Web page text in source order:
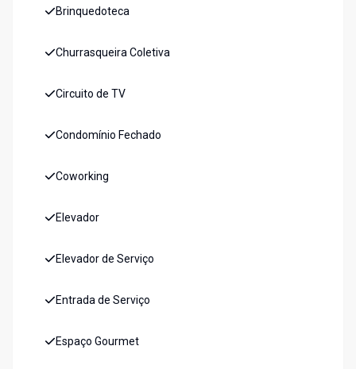
Brinquedoteca
Churrasqueira Coletiva
Circuito de TV
Condomínio Fechado
Coworking
Elevador
Elevador de Serviço
Entrada de Serviço
Espaço Gourmet